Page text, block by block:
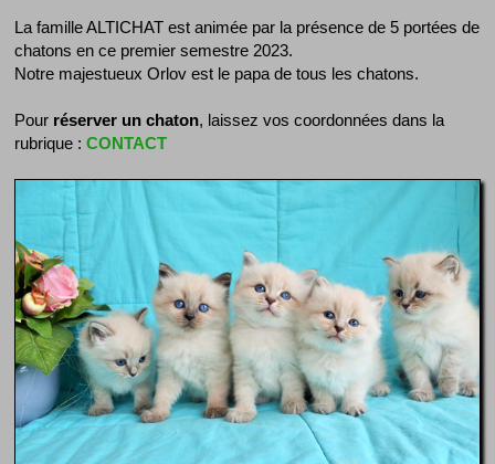
La famille ALTICHAT est animée par la présence de 5 portées de
chatons en ce premier semestre 2023.
Notre majestueux Orlov est le papa de tous les chatons.
Pour réserver un chaton, laissez vos coordonnées dans la
rubrique :CONTACT